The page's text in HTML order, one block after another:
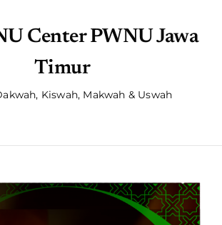
Center PWNU Jawa
Timur
Kiswah, Makwah & Uswah